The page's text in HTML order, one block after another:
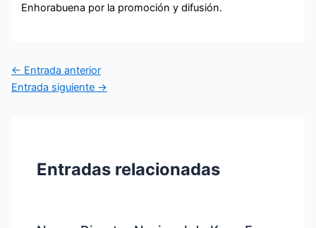
Enhorabuena por la promoción y difusión.
← Entrada anterior
Entrada siguiente →
Entradas relacionadas